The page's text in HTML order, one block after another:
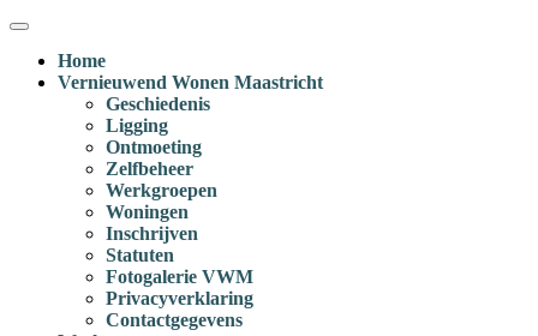
Ga
inhoud
Menu
Home
Vernieuwend Wonen Maastricht
Geschiedenis
Ligging
Ontmoeting
Zelfbeheer
Werkgroepen
Woningen
Inschrijven
Statuten
Fotogalerie VWM
Privacyverklaring
Contactgegevens